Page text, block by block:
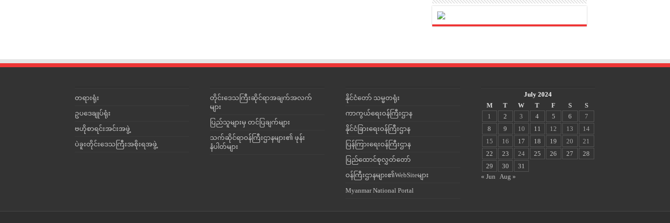
တရားရုံး
ဥပဒေချုပ်ရုံး
ဗဟိုစာရင်းအင်းအဖွဲ့
ပဲခူးတိုင်းဒေသကြီးအစိုးရအဖွဲ့
တိုင်းဒေသကြီးဆိုင်ရာအချက်အလက်
များ
ပြည်သူများမှ တင်ပြချက်များ
သက်ဆိုင်ရာဝန်ကြီးဌာနများ၏ ဖုန်း
နံပါတ်များ
နိုင်ငံတော် သမ္မတရုံး
ကာကွယ်ရေးဝန်ကြီးဌာန
နိုင်ငံခြားရေးဝန်ကြီးဌာန
ပြန်ကြားရေးဝန်ကြီးဌာန
ပြည်ထောင်စုလွှတ်တော်
ဝန်ကြီးဌာနများ၏WebSiteများ
Myanmar National Portal
July 2024
M
T W T F S
S
1
2 3 4 5 6
7
8
9 10 11 12 13
14
15
16 17 18 19 20
21
22
23 24 25 26 27
28
29
30
31
« Jun
Aug »